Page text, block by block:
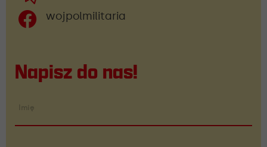
wojpolmilitaria
Napisz do nas!